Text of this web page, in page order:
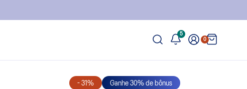
5
0
- 31% Ganhe 30% de bônus